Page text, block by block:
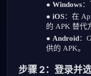
●Windows
●iOS：在
的 APK 替代
●Android：
供的 APK。
步骤 2：登录并